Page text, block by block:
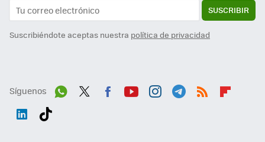
SUSCRIBIR
Suscribiéndote aceptas nuestra política de privacidad
Síguenos